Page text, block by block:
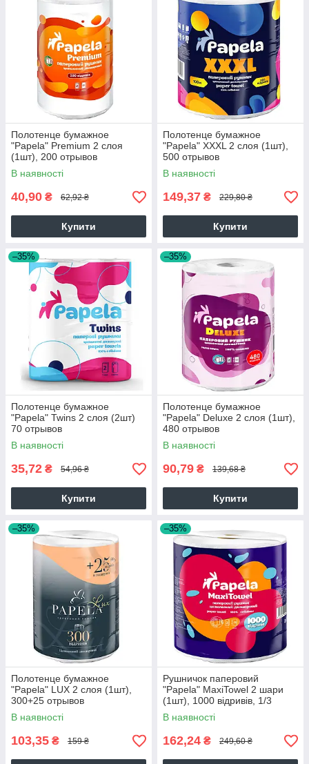
Полотенце бумажное
"Papela" Premium 2 слоя
(1шт), 200 отрывов
В наявності
40,90 ₴ 62,92 ₴
Купити
Полотенце бумажное
"Papela" XXXL 2 слоя (1шт),
500 отрывов
В наявності
149,37 ₴ 229,80 ₴
Купити
–35%
Полотенце бумажное
"Papela" Twins 2 слоя (2шт)
70 отрывов
В наявності
35,72 ₴ 54,96 ₴
Купити
–35%
Полотенце бумажное
"Papela" Deluxe 2 слоя (1шт),
480 отрывов
В наявності
90,79 ₴ 139,68 ₴
Купити
–35%
Полотенце бумажное
"Papela" LUX 2 слоя (1шт),
300+25 отрывов
В наявності
103,35 ₴ 159 ₴
–35%
Рушничок паперовий
"Papela" MaxiTowel 2 шари
(1шт), 1000 відривів, 1/3
В наявності
162,24 ₴ 249,60 ₴